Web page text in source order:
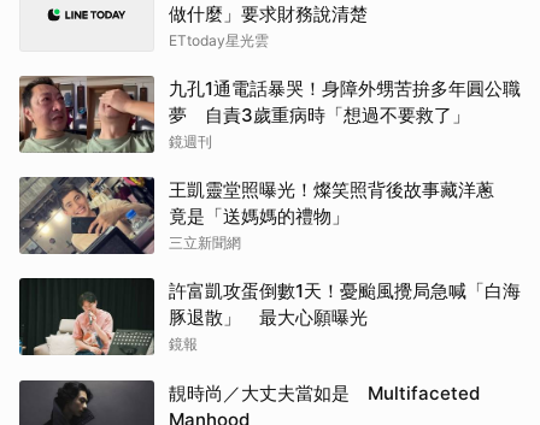
做什麼」要求財務說清楚
ETtoday星光雲
九孔1通電話暴哭！身障外甥苦拚多年圓公職
夢 自責3歲重病時「想過不要救了」
鏡週刊
王凱靈堂照曝光！燦笑照背後故事藏洋蔥
竟是「送媽媽的禮物」
三立新聞網
許富凱攻蛋倒數1天！憂颱風攪局急喊「白海
豚退散」 最大心願曝光
鏡報
靚時尚／大丈夫當如是 Multifaceted
Manhood